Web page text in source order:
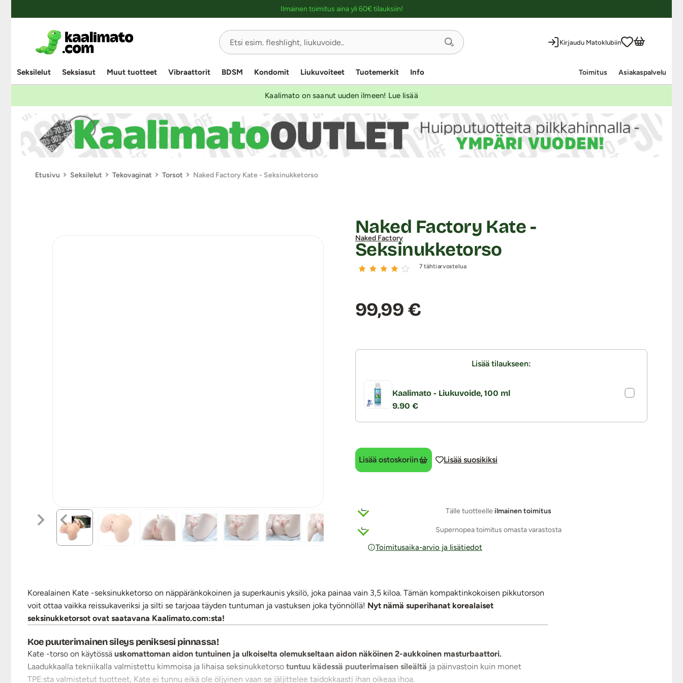
Ilmainen toimitus aina yli 60€ tilauksiin!
Kirjaudu Matoklubiin
Seksilelut Seksiasut Muut tuotteet Vibraattorit BDSM Kondomit Liukuvoiteet Tuotemerkit Info Toimitus Asiakaspalvelu
Kaalimato on saanut uuden ilmeen! Lue lisää
Etusivu Seksilelut Tekovaginat Torsot Naked Factory Kate - Seksinukketorso
Naked Factory
Naked Factory Kate -
Seksinukketorso
7 tähtiarvostelua
Hinta:
99,99 €
Lisää tilaukseen:
Kaalimato - Liukuvoide, 100 ml
9.90 €
Lisää ostoskoriin Lisää suosikiksi
Tälle tuotteelle ilmainen toimitus
Supernopea toimitus omasta varastosta
Toimitusaika-arvio ja lisätiedot
Korealainen Kate -seksinukketorso on näppäränkokoinen ja superkaunis yksilö, joka painaa vain 3,5 kiloa. Tämän kompaktinkokoisen pikkutorson
voit ottaa vaikka reissukaveriksi ja silti se tarjoaa täyden tuntuman ja vastuksen joka työnnöllä! Nyt nämä superihanat korealaiset
seksinukketorsot ovat saatavana Kaalimato.com:sta!
Koe puuterimainen sileys peniksesi pinnassa!
Kate -torso on käytössä uskomattoman aidon tuntuinen ja ulkoiselta olemukseltaan aidon näköinen 2-aukkoinen masturbaattori.
Laadukkaalla tekniikalla valmistettu kimmoisa ja lihaisa seksinukketorso tuntuu kädessä puuterimaisen sileältä ja päinvastoin kuin monet
TPE:sta valmistetut tuotteet, Kate ei tunnu eikä ole öljyinen vaan se jäljittelee taidokkaasti ihan oikeaa ihoa.